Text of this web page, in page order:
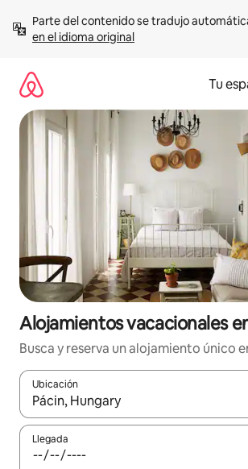
contenido
Parte del contenido se tradujo
en el idioma original
Tu
Alojamientos vacacionales
Busca y reserva un alojamiento único
Ubicación
Cuando los resultados estén
Llegada